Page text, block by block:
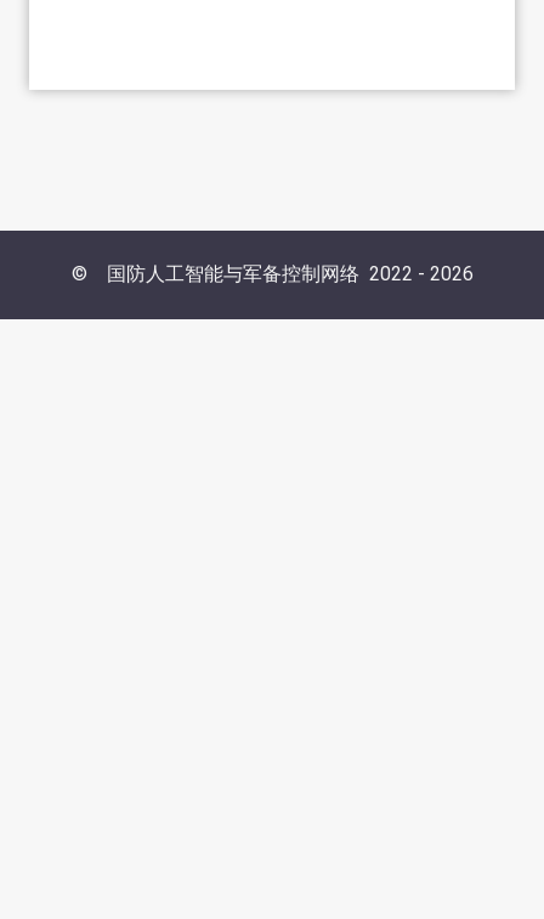
© 国防人工智能与军备控制网络 2022 - 2026